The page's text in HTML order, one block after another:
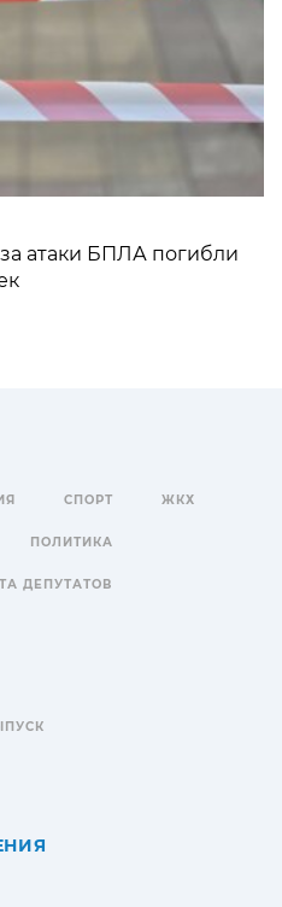
атаки БПЛА погибли
СПОРТ ЖКХ
ПОЛИТИКА
ДЕПУТАТОВ